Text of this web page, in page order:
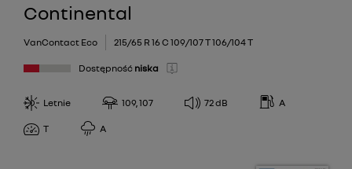
Continental
VanContact Eco 215/65 R 16 C 109/107 T 106/104 T
Dostępność niska
Letnie 109, 107 72dB A
T A